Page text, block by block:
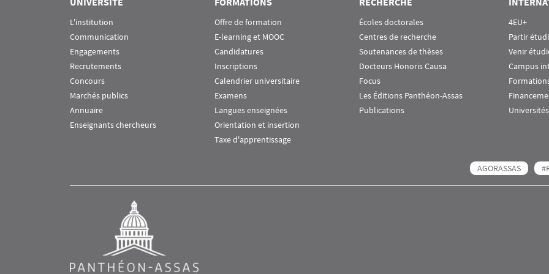
L'institution
Communication
Engagements
Recrutements
Concours
Marchés publics
Annuaire
Enseignants chercheurs
Offre de formation
E-learning et MOOC
Candidatures
Inscriptions
Calendrier universitaire
Examens
Langues enseignées
Orientation et insertion
Taxe d'apprentissage
Écoles doctorales
Centres de recherche
Soutenances de thèses
Docteurs Honoris Causa
Focus
Les Éditions Panthéon-Assas
Publications
4EU+
Partir
Venir
Campus
AGORASSAS